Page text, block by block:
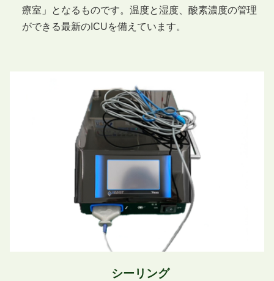
療室」となるものです。温度と湿度、酸素濃度の管理
ができる最新のICUを備えています。
シーリング